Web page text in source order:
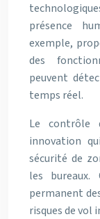
présence
exemple,
des
peuvent
temps réel.
Le contrôle
innovation
sécurité de
les bureaux.
permanent
risques de vol